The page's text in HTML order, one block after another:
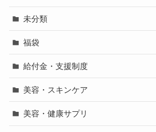
未分類
福袋
給付金・支援制度
美容・スキンケア
美容・健康サプリ